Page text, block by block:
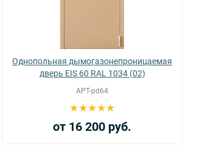
Однопольная дымогазонепроницаемая
дверь EIS 60 RAL 1034 (02)
АРТ-pd64
от 16 200 руб.